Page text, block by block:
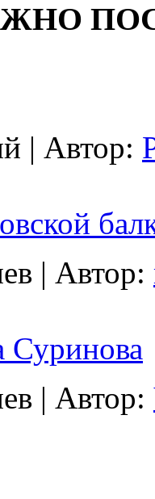
| Автор:
| Автор:
Суринова
| Автор: